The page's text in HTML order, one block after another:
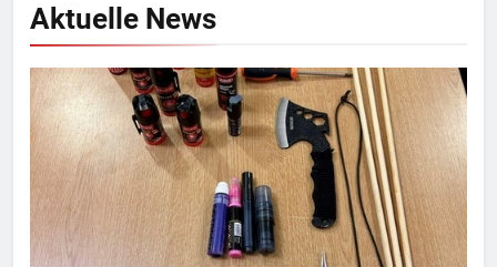
Aktuelle News